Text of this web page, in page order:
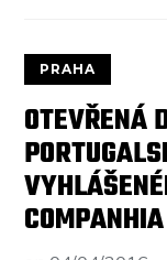
PRAHA
OTEVŘENÁ